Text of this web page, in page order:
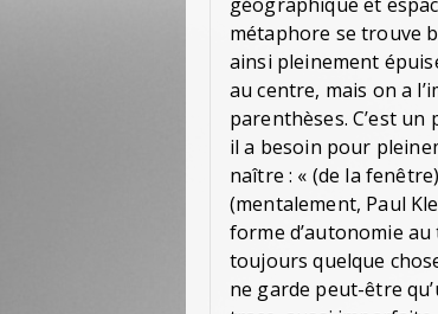
métaphore se trouve
ainsi pleinement
au centre, mais on a
parenthèses. C’est
il a besoin pour
naître : « (de la
(mentalement, Paul
forme d’autonomie au
toujours quelque
ne garde peut-être